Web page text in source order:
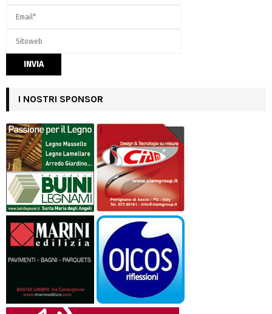
I NOSTRI SPONSOR